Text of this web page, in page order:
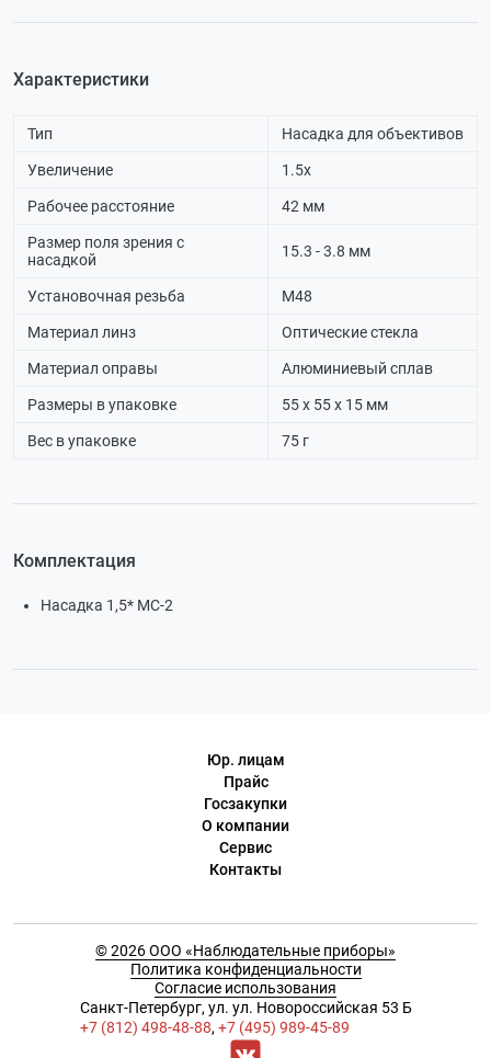
Характеристики
Тип Насадка для объективов
Увеличение 1.5х
Рабочее расстояние 42 мм
Размер поля зрения с
насадкой
15.3 - 3.8 мм
Установочная резьба М48
Материал линз Оптические стекла
Материал оправы Алюминиевый сплав
Размеры в упаковке 55 х 55 х 15 мм
Вес в упаковке 75 г
Комплектация
Насадка 1,5* МС-2
Юр. лицам
Прайс
Госзакупки
О компании
Сервис
Контакты
© 2026 ООО «Наблюдательные приборы»
Политика конфиденциальности
Согласие использования
Cанкт-Петербург, ул. ул. Новороссийская 53 Б
+7 (812) 498-48-88, +7 (495) 989-45-89